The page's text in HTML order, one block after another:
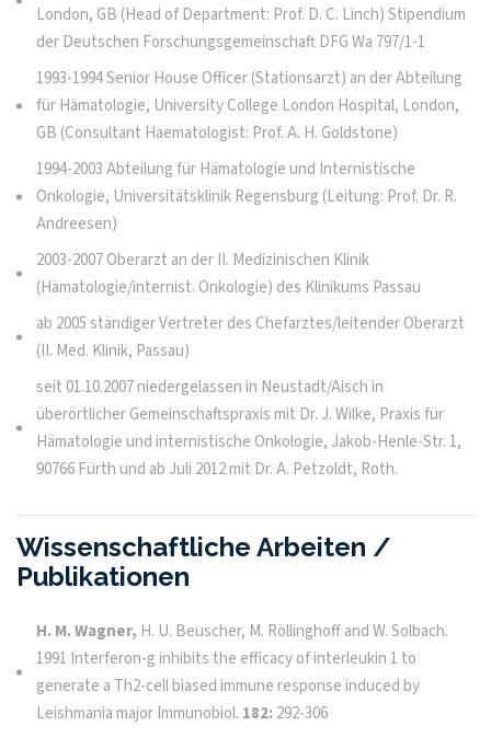
London, GB (Head of Department: Prof. D. C. Linch) Stipendium
der Deutschen Forschungsgemeinschaft DFG Wa 797/1-1
1993-1994 Senior House Officer (Stationsarzt) an der Abteilung
für Hämatologie, University College London Hospital, London,
GB (Consultant Haematologist: Prof. A. H. Goldstone)
1994-2003 Abteilung für Hämatologie und Internistische
Onkologie, Universitätsklinik Regensburg (Leitung: Prof. Dr. R.
Andreesen)
2003-2007 Oberarzt an der II. Medizinischen Klinik
(Hämatologie/internist. Onkologie) des Klinikums Passau
ab 2005 ständiger Vertreter des Chefarztes/leitender Oberarzt
(II. Med. Klinik, Passau)
seit 01.10.2007 niedergelassen in Neustadt/Aisch in
überörtlicher Gemeinschaftspraxis mit Dr. J. Wilke, Praxis für
Hämatologie und internistische Onkologie, Jakob-Henle-Str. 1,
90766 Fürth und ab Juli 2012 mit Dr. A. Petzoldt, Roth.
Wissenschaftliche Arbeiten /
Publikationen
H. M. Wagner, H. U. Beuscher, M. Röllinghoff and W. Solbach.
1991 Interferon-g inhibits the efficacy of interleukin 1 to
generate a Th2-cell biased immune response induced by
Leishmania major Immunobiol. 182: 292-306